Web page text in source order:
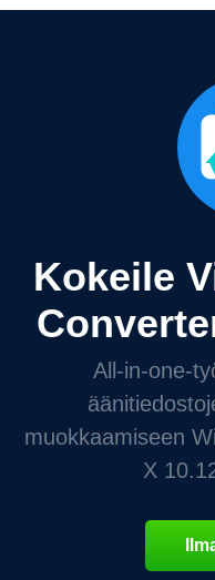
Kokeile
All-in-one-
muokkaamiseen
X